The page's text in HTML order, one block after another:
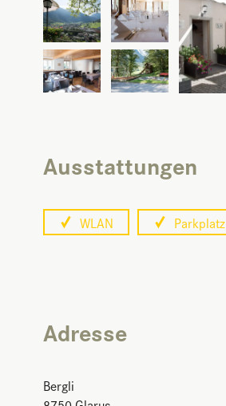
Ausstattungen
WLAN Parkplatz
Adresse
Bergli